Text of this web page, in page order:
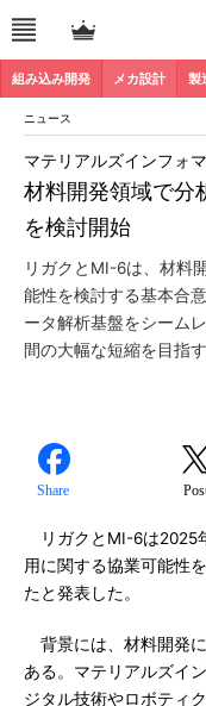
組み込み開発 メカ設計 製
ニュース
材料開発領域で分
を検討開始
マテリアルズインフォ
リガクとMI-6は、材料
能性を検討する基本合
ータ解析基盤をシーム
間の大幅な短縮を目指す
Share
リガクとMI-6は2025
用に関する協業可能性
たと発表した。
背景には、材料開発
ある。マテリアルズイ
ジタル技術やロボティ